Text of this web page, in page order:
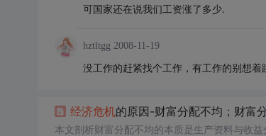
可国家还在说我们工资涨了多少.
hztltgg 2008-11-19
没工作的赶紧找个工作，有工作的别想着
经济危机的原因-财富分配不均；财富
本文剖析财富分配不均的本质是生产资料与收